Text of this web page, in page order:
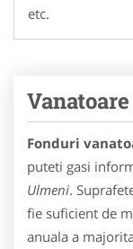
etc.
Fonduri
puteti gasi
Ulmeni.
fie suficient de
anuala a